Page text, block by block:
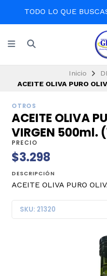
TODO LO QUE
Inicio
ACEITE OLIVA PURO
OTROS
ACEITE OLIVA
VIRGEN 500ml.
PRECIO
$3.298
DESCRIPCIÓN
ACEITE OLIVA PURO
SKU: 21320